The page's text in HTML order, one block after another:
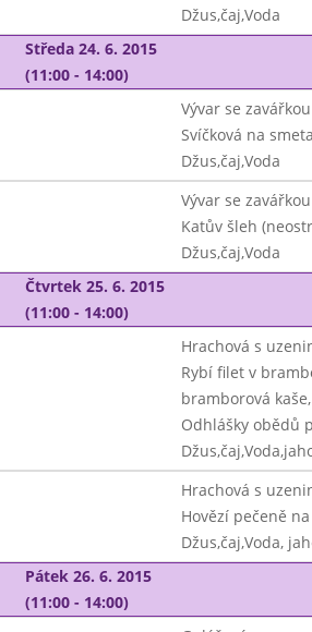
Džus,čaj,Voda
Středa 24. 6. 2015
(11:00 - 14:00)
Vývar se zavářkou
Svíčková na
Džus,čaj,Voda
Vývar se zavářkou
Katův šleh
Džus,čaj,Voda
Čtvrtek 25. 6. 2015
(11:00 - 14:00)
Hrachová s
Rybí filet v
bramborová
Odhlášky obědů
Hrachová s
Hovězí pečeně
Džus,čaj,Voda,
Pátek 26. 6. 2015
(11:00 - 14:00)